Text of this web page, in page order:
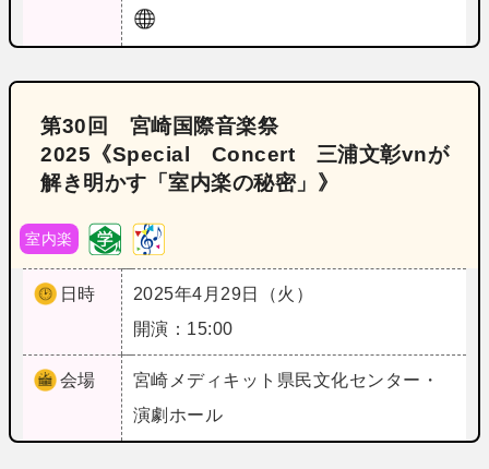
第30回 宮崎国際音楽祭
2025《Special Concert 三浦文彰vnが
解き明かす「室内楽の秘密」》
室内楽
日時
2025年4月29日（火）
開演：15:00
会場 宮崎 メディキット県民文化センター・
演劇ホール